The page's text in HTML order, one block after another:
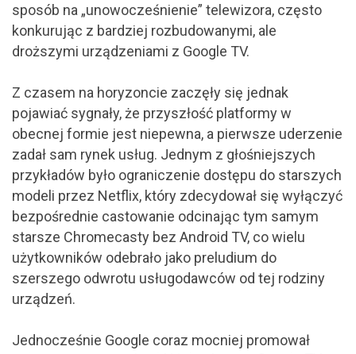
sposób na „unowocześnienie” telewizora, często
konkurując z bardziej rozbudowanymi, ale
droższymi urządzeniami z Google TV.
Z czasem na horyzoncie zaczęły się jednak
pojawiać sygnały, że przyszłość platformy w
obecnej formie jest niepewna, a pierwsze uderzenie
zadał sam rynek usług. Jednym z głośniejszych
przykładów było ograniczenie dostępu do starszych
modeli przez Netflix, który zdecydował się wyłączyć
bezpośrednie castowanie odcinając tym samym
starsze Chromecasty bez Android TV, co wielu
użytkowników odebrało jako preludium do
szerszego odwrotu usługodawców od tej rodziny
urządzeń.
Jednocześnie Google coraz mocniej promował